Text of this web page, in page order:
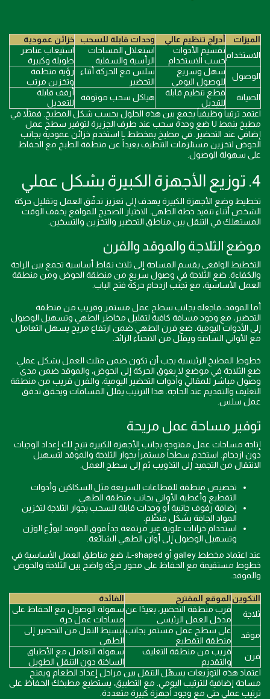
الميزات أدراج تنظيم عالي وحدات قابلة للسحب
خزائن عمودية
الاستخدامتقسيم الأدوات
حسب الاستخدام
استغلال المساحات
الرأسية والسفلية
استيعاب عناصر
طويلة وكبيرة
الوصول
سهل وسريع
للوصول اليومي
سلس مع الحركة أثناء
التحضير
رؤية منظمة
وتخزين مرتب
الصيانة
قطع تنظيم قابلة
للتبديل
هياكل سحب موثوقة
أرفف قابلة
للتعديل
اعتمد ترتيباً وظيفياً يجمع بين هذه الحلول بحسب شكل المطبخ. فمثلاً في
مطبخ بنمط U ضع وحدة سحب عند طرف الجزيرة لتوفير سطح عمل
إضافي عند التحضير. في مطبخ بمخطط L استخدم خزائن عمودية بجانب
الحوض لتخزين مستلزمات التنظيف بعيداً عن منطقة الطبخ مع الحفاظ
على سهولة الوصول.
4. توزيع الأجهزة الكبيرة بشكل عملي
تخطيط وضع الأجهزة الكبيرة يهدف إلى تعزيز تدفّق العمل وتقليل حركة
الشخص أثناء تنفيذ خطة الطهي. الاختيار الصحيح للمواقع يخفف الوقت
المستهلك في التنقل بين مناطق التحضير والتخزين والتسخين.
موضع الثلاجة والموقد والفرن
التخطيط الواقعي يقسم المساحة إلى ثلاث نقاط أساسية تجمع بين الراحة
والكفاءة. ضع الثلاجة في وصول سريع من منطقة الحوض ومن منطقة
العمل الأساسية، مع تجنب ازدحام حركة فتح الباب.
أما الموقد، فاجعله بجانب سطح عمل مستمر وقريب من منطقة
التحضير، مع وجود مسافة كافية لتقليل مخاطر الطهي وتسهيل الوصول
إلى الأدوات اليومية. ضع فرن الطهي ضمن ارتفاع مريح يسهل التعامل
مع الأواني الساخنة ويقلل من الانحناء الزائد.
خطوط المطبخ الرئيسية يجب أن تكون ضمن مثلث العمل بشكل عملي.
ضع الثلاجة في موضع لا يعوق الحركة إلى الحوض، والموقد ضمن مدى
وصول مباشر للمقالي وأدوات التحضير اليومية، والفرن قريب من منطقة
التغليف والتقديم عند الحاجة. هذا الترتيب يقلل المسافات ويحقق تدفق
عمل سلس.
توفير مساحة عمل مريحة
إتاحة مساحات عمل مفتوحة بجانب الأجهزة الكبيرة تتيح لك إعداد الوجبات
دون ازدحام. استخدم سطحاً مستمراً بجوار الثلاجة والموقد لتسهيل
الانتقال من التجميد إلى التذويب ثم إلى سطح العمل.
تخصيص منطقة للقطاعات السريعة مثل السكاكين وأدوات
التقطيع وأغطية الأواني بجانب منطقة الطهي.
إضافة رفوف جانبية أو وحدات قابلة للسحب بجوار الثلاجة لتخزين
المواد الجافة بشكل منظّم.
استخدام خزانات علوية غير مرتفعة جداً فوق الموقد ليوزَّع الوزن
وتسهيل الوصول إلى أوان الطهي الشائعة.
عند اعتماد مخطط galley أو L-shaped، ضع مناطق العمل الأساسية في
خطوط مستقيمة مع الحفاظ على محور حركة واضح بين الثلاجة والحوض
والموقد.
التكوينالموقع المقترح
الفائدة
ثلاجة
قرب منطقة التحضير، بعيدًا عن
مدخل العمل الرئيسي
سهولة الوصول مع الحفاظ على
مساحات عمل حرة
موقد
على سطح عمل مستمر بجانب
منطقة التقطيع
تبسيط النقل من التحضير إلى
الطهي
فرن
قريب من منطقة التغليف
والتقديم
سهولة التعامل مع الأطباق
الساخنة دون التنقل الطويل
اعتماد هذه التوزيعات يسهّل التنقل بين مراحل إعداد الطعام ويمنح
مساحة إضافية للترتيب اليومي. مع التطبيق، يستطيع مطبخك الحفاظ على
ترتيب عملي حتى مع وجود أجهزة كبيرة متعددة.